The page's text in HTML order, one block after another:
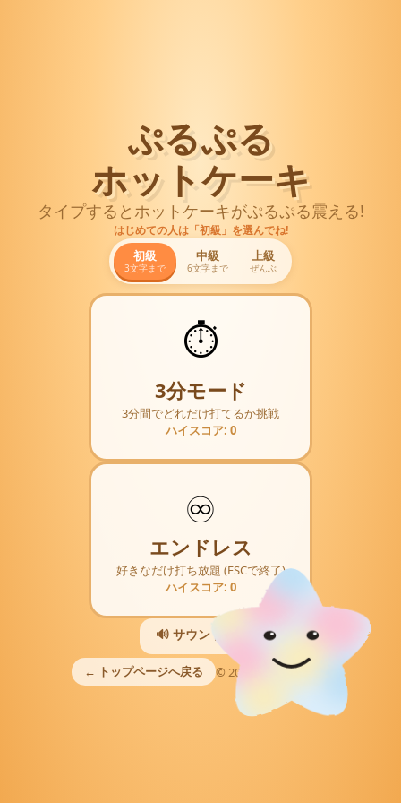
ぷるぷる
ホットケーキ
タイプするとホットケーキがぷるぷる震える!
はじめての人は「初級」を選んでね!
初級
3文字まで
中級
6文字まで
上級
ぜんぶ
⏱️
3分モード
3分間でどれだけ打てるか挑戦
ハイスコア: 0
♾️
エンドレス
好きなだけ打ち放題 (ESCで終了)
ハイスコア: 0
🔊 サウンド ON
← トップページへ戻る © 2026 Transparently